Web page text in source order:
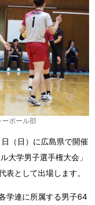
ボール部
（日）に広島県で開催
大学男子選手権大会」
表として出場します。
学連に所属する男子64